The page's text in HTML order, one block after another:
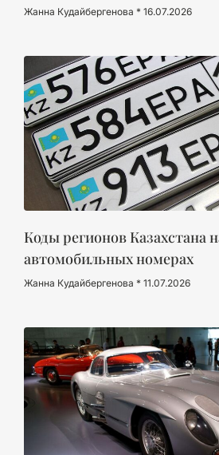
Жанна Кудайбергенова 16.07.2026
Коды регионов Казахстана
автомобильных номерах
Жанна Кудайбергенова 11.07.2026